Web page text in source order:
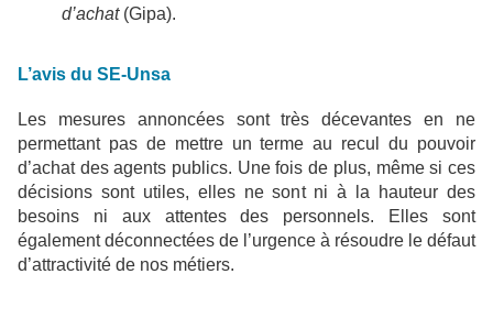
d’achat(Gipa).
L’avis du SE-Unsa
Les mesures annoncées sont très décevantes en ne
permettant pas de mettre un terme au recul du pouvoir
d’achat des agents publics. Une fois de plus, même si ces
décisions sont utiles, elles ne sont ni à la hauteur des
besoins ni aux attentes des personnels. Elles sont
également déconnectées de l’urgence à résoudre le défaut
d’attractivité de nos métiers.